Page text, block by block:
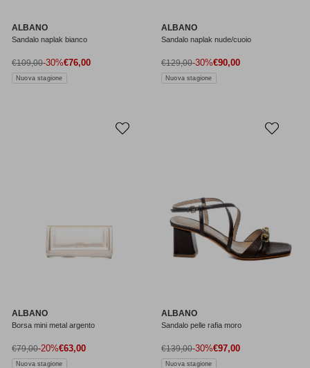
ALBANO
Sandalo naplak bianco
Prezzo di vendita
€76,00
Prezzo normale
€109,00-30%
Nuova stagione
ALBANO
Sandalo naplak nude/cuoio
Prezzo di vendita
€90,00
Prezzo normale
€129,00-30%
Nuova stagione
ALBANO
Borsa mini metal argento
Prezzo di vendita
€63,00
Prezzo normale
€79,00-20%
Nuova stagione
ALBANO
Sandalo pelle rafia moro
Prezzo di vendita
€97,00
Prezzo normale
€139,00-30%
Nuova stagione